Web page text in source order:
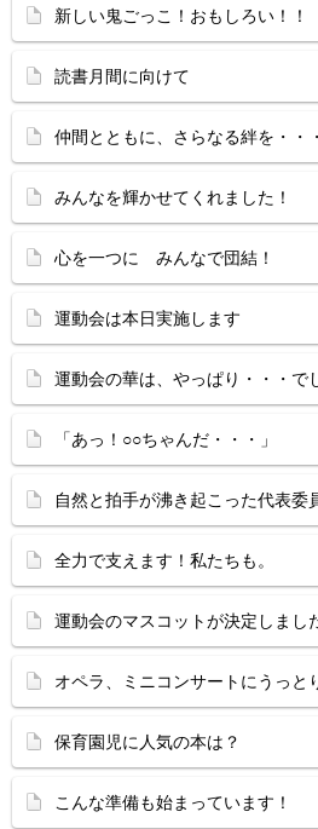
新しい鬼ごっこ！おもしろい！！
読書月間に向けて
仲間とともに、さらなる絆を・・
みんなを輝かせてくれました！
心を一つに みんなで団結！
運動会は本日実施します
運動会の華は、やっぱり・・・で
「あっ！○○ちゃんだ・・・」
自然と拍手が沸き起こった代表委
全力で支えます！私たちも。
運動会のマスコットが決定しまし
オペラ、ミニコンサートにうっと
保育園児に人気の本は？
こんな準備も始まっています！